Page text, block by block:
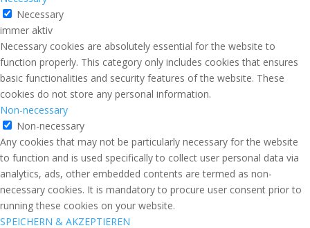
Necessary
immer aktiv
Necessary cookies are absolutely essential for the website to
function properly. This category only includes cookies that ensures
basic functionalities and security features of the website. These
cookies do not store any personal information.
Non-necessary
Non-necessary
Any cookies that may not be particularly necessary for the website
to function and is used specifically to collect user personal data via
analytics, ads, other embedded contents are termed as non-
necessary cookies. It is mandatory to procure user consent prior to
running these cookies on your website.
SPEICHERN & AKZEPTIEREN